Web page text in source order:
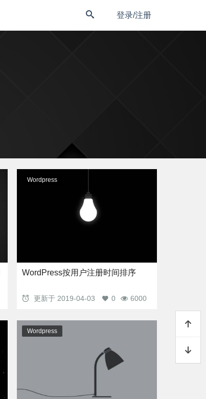
登录/注册
Wordpress
WordPress按用户注册时间排序
更新于 2019-04-03 6000
0
Wordpress